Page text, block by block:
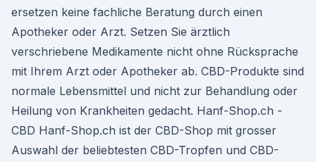
ersetzen keine fachliche Beratung durch einen
Apotheker oder Arzt. Setzen Sie ärztlich
verschriebene Medikamente nicht ohne Rücksprache
mit Ihrem Arzt oder Apotheker ab. CBD-Produkte sind
normale Lebensmittel und nicht zur Behandlung oder
Heilung von Krankheiten gedacht. Hanf-Shop.ch -
CBD Hanf-Shop.ch ist der CBD-Shop mit grosser
Auswahl der beliebtesten CBD-Tropfen und CBD-